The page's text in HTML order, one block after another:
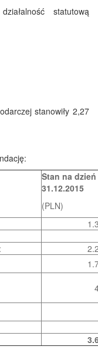
statutową
stanowiły 2,27
Stan na dzień
31.12.2015
(PLN)